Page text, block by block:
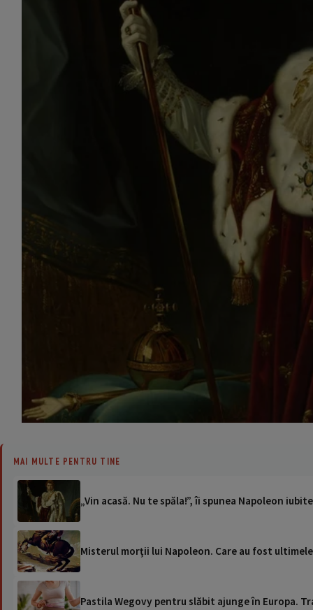
MAI MULTE PENTRU TINE
„Vin acasă. Nu te spăla!”, îi spunea Napoleon
Misterul morţii lui Napoleon. Care au fost
Pastila Wegovy pentru slăbit ajunge în Europa.